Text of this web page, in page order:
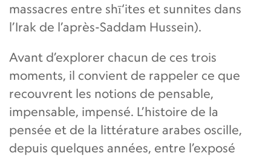
massacres entre shī‘ites et sunnites dans
l’Irak de l’après-Saddam Hussein).
Avant d’explorer chacun de ces trois
moments, il convient de rappeler ce que
recouvrent les notions de pensable,
impensable, impensé. L’histoire de la
pensée et de la littérature arabes oscille,
depuis quelques années, entre l’exposé